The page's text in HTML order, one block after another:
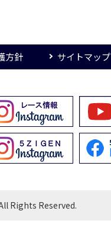
方針 サイトマップ
Rights Reserved.